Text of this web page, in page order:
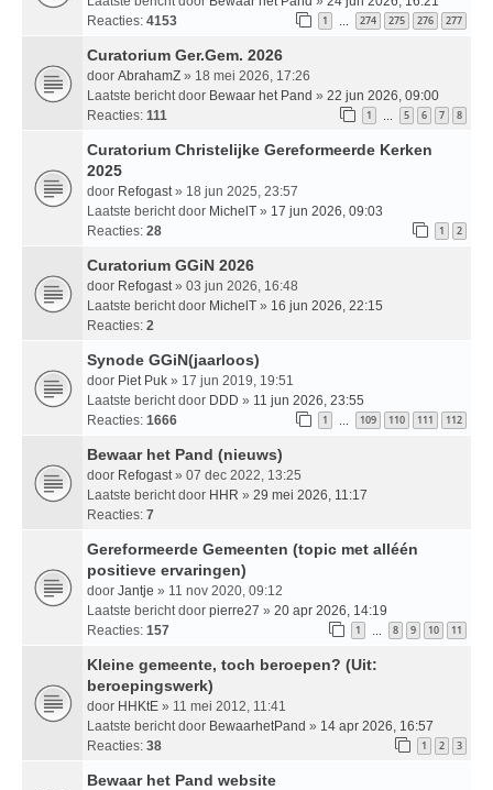
Reacties: 4153 1 … 274 275 276 277
Curatorium Ger.Gem. 2026
door AbrahamZ » 18 mei 2026, 17:26
Laatste bericht door Bewaar het Pand » 22 jun 2026, 09:00
Reacties: 111 1 … 5 6 7 8
Curatorium Christelijke Gereformeerde Kerken
2025
door Refogast » 18 jun 2025, 23:57
Laatste bericht door MichelT » 17 jun 2026, 09:03
Reacties: 28 1 2
Curatorium GGiN 2026
door Refogast » 03 jun 2026, 16:48
Laatste bericht door MichelT » 16 jun 2026, 22:15
Reacties: 2
Synode GGiN(jaarloos)
door Piet Puk » 17 jun 2019, 19:51
Laatste bericht door DDD » 11 jun 2026, 23:55
Reacties: 1666 1 … 109 110 111 112
Bewaar het Pand (nieuws)
door Refogast » 07 dec 2022, 13:25
Laatste bericht door HHR » 29 mei 2026, 11:17
Reacties: 7
Gereformeerde Gemeenten (topic met alléén
positieve ervaringen)
door Jantje » 11 nov 2020, 09:12
Laatste bericht door pierre27 » 20 apr 2026, 14:19
Reacties: 157 1 … 8 9 10 11
Kleine gemeente, toch beroepen? (Uit:
beroepingswerk)
door HHKtE » 11 mei 2012, 11:41
Laatste bericht door BewaarhetPand » 14 apr 2026, 16:57
Reacties: 38 1 2 3
Bewaar het Pand website